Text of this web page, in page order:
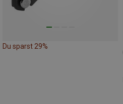
Du sparst 29%